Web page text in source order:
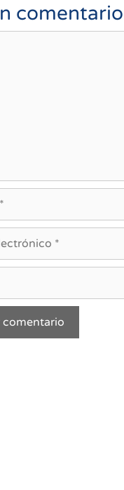
comentario